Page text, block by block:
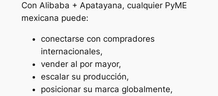
Con Alibaba + Apatayana, cualquier PyME
mexicana puede:
conectarse con compradores
internacionales,
vender al por mayor,
escalar su producción,
posicionar su marca globalmente,